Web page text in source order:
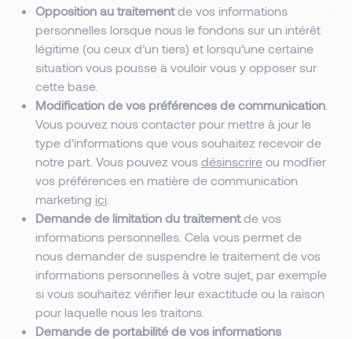
Opposition au traitementde vos informations
personnelles lorsque nous le fondons sur un intérêt
légitime (ou ceux d’un tiers) et lorsqu’une certaine
situation vous pousse à vouloir vous y opposer sur
cette base.
Modification de vos préférences de communication
Vous pouvez nous contacter pour mettre à jour le
type d’informations que vous souhaitez recevoir de
notre part. Vous pouvez vous désinscrire ou modfier
vos préférences en matière de communication
marketing ici
Demande de limitation du traitementde vos
informations personnelles. Cela vous permet de
nous demander de suspendre le traitement de vos
informations personnelles à votre sujet, par exemple
si vous souhaitez vérifier leur exactitude ou la raison
pour laquelle nous les traitons.
Demande de portabilité de vos informations